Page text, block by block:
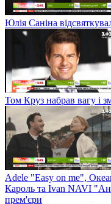
Юлія Саніна
Том Круз набрав вагу і
Adele "Easy on me",
Кароль та Ivan NAVI
прем'єри